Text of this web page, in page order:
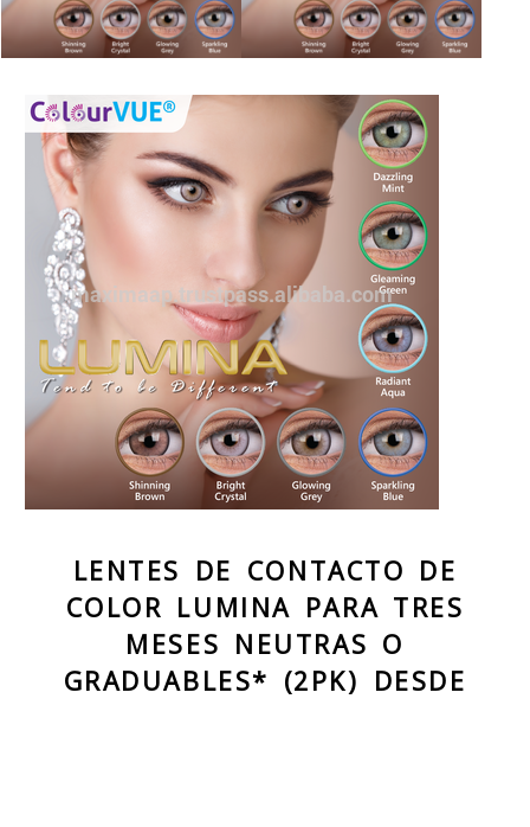
LENTES DE CONTACTO DE
COLOR LUMINA PARA TRES
MESES NEUTRAS O
GRADUABLES* (2PK) DESDE